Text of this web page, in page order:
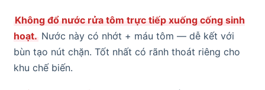
Không đổ nước rửa tôm trực tiếp xuống cống sinh
hoạt. Nước này có nhớt + máu tôm — dễ kết với
bùn tạo nút chặn. Tốt nhất có rãnh thoát riêng cho
khu chế biến.